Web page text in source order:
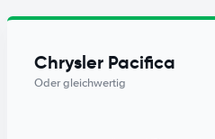
Chrysler Pacifica
Oder gleichwertig